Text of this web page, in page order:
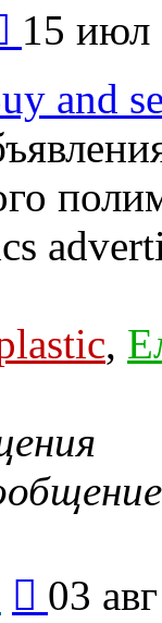
последнему
15 июл
and
,
последнему
03